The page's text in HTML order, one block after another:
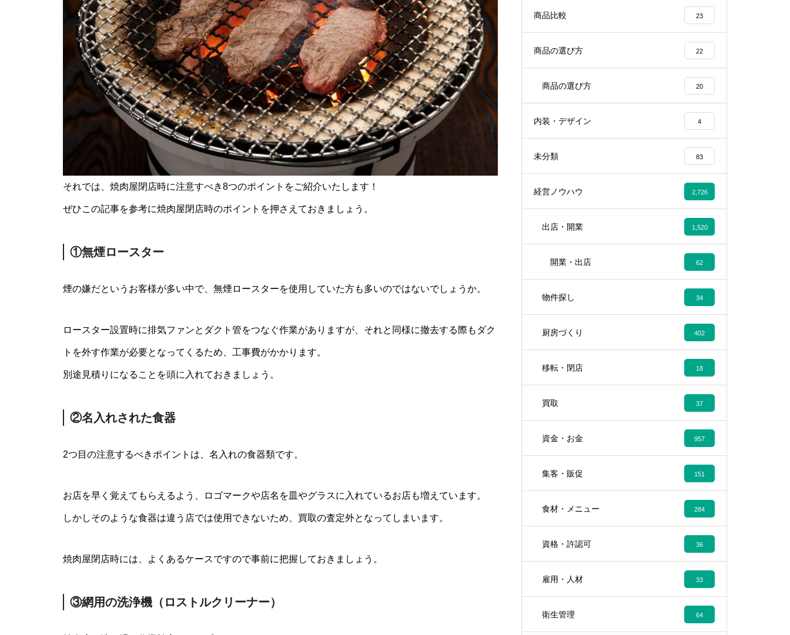
それでは、焼肉屋閉店時に注意すべき8つのポイントをご紹介いたします！
ぜひこの記事を参考に焼肉屋閉店時のポイントを押さえておきましょう。
①無煙ロースター
煙の嫌だというお客様が多い中で、無煙ロースターを使用していた方も多いのではないでしょうか。
ロースター設置時に排気ファンとダクト管をつなぐ作業がありますが、それと同様に撤去する際もダク
トを外す作業が必要となってくるため、工事費がかかります。
別途見積りになることを頭に入れておきましょう。
②名入れされた食器
2つ目の注意するべきポイントは、名入れの食器類です。
お店を早く覚えてもらえるよう、ロゴマークや店名を皿やグラスに入れているお店も増えています。
しかしそのような食器は違う店では使用できないため、買取の査定外となってしまいます。
焼肉屋閉店時には、よくあるケースですので事前に把握しておきましょう。
③網用の洗浄機（ロストルクリーナー）
商品比較 23
商品の選び方 22
商品の選び方 20
内装・デザイン 4
未分類 83
経営ノウハウ 2,726
出店・開業 1,520
開業・出店 62
物件探し 34
厨房づくり 402
移転・閉店 18
買取 37
資金・お金 957
集客・販促 151
食材・メニュー 284
資格・許認可 36
雇用・人材 33
衛生管理 64